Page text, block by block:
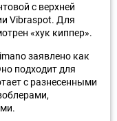
с верхней
Vibraspot. Для
«хук киппер».
заявлено как
подходит для
с разнесенными